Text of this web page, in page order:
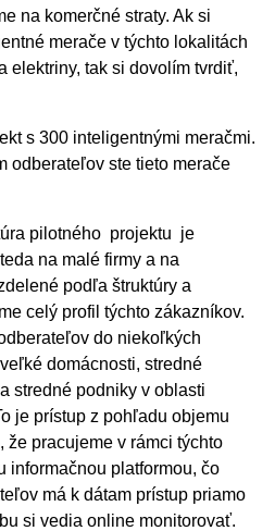
na komerčné straty. Ak si
merače v týchto lokalitách
elektriny, tak si dovolím tvrdiť,
s 300 inteligentnými meračmi.
odberateľov ste tieto merače
pilotného projektu je
na malé firmy a na
podľa štruktúry a
celý profil týchto zákazníkov.
do niekoľkých
domácnosti, stredné
stredné podniky v oblasti
je prístup z pohľadu objemu
že pracujeme v rámci týchto
informačnou platformou, čo
má k dátam prístup priamo
si vedia online monitorovať.